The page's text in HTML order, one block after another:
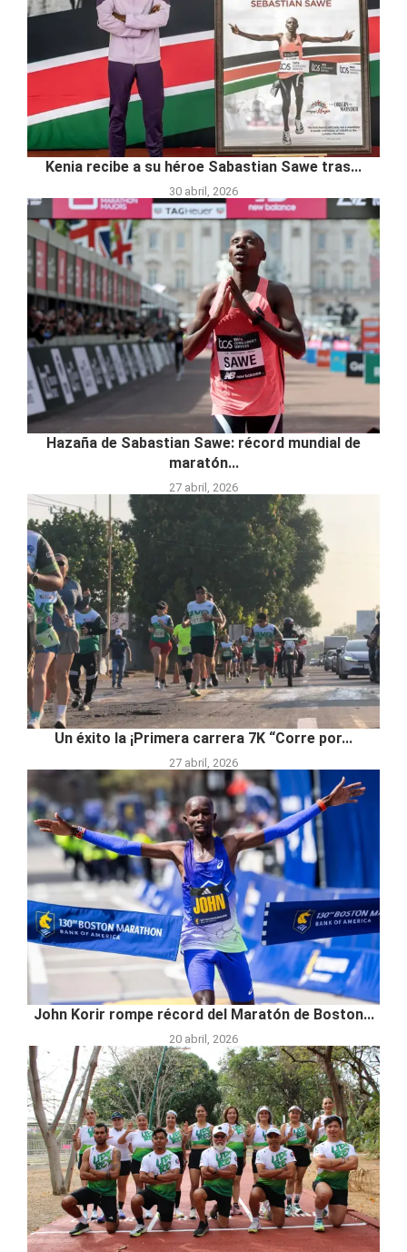
Kenia recibe a su héroe Sabastian Sawe tras...
30 abril, 2026
Hazaña de Sabastian Sawe: récord mundial de
maratón...
27 abril, 2026
Un éxito la ¡Primera carrera 7K “Corre por...
27 abril, 2026
John Korir rompe récord del Maratón de Boston...
20 abril, 2026